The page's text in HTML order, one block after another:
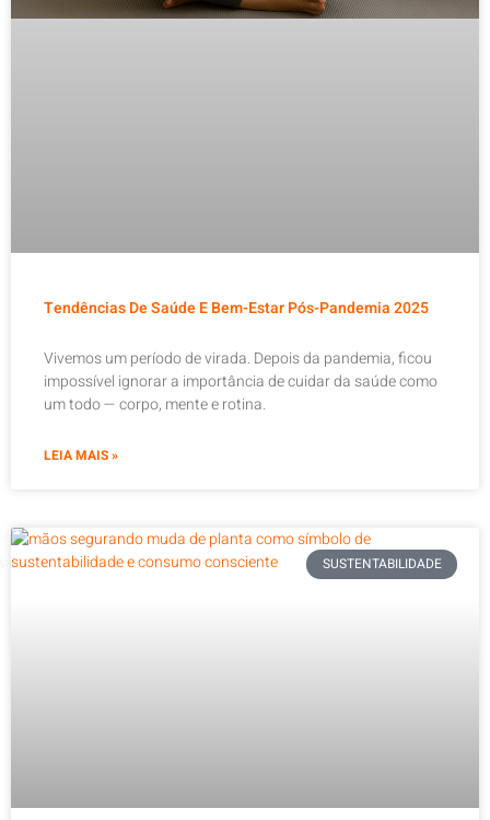
Tendências De Saúde E Bem-Estar Pós-Pandemia 2025
Vivemos um período de virada. Depois da pandemia, ficou
impossível ignorar a importância de cuidar da saúde como
um todo — corpo, mente e rotina.
LEIA MAIS »
SUSTENTABILIDADE